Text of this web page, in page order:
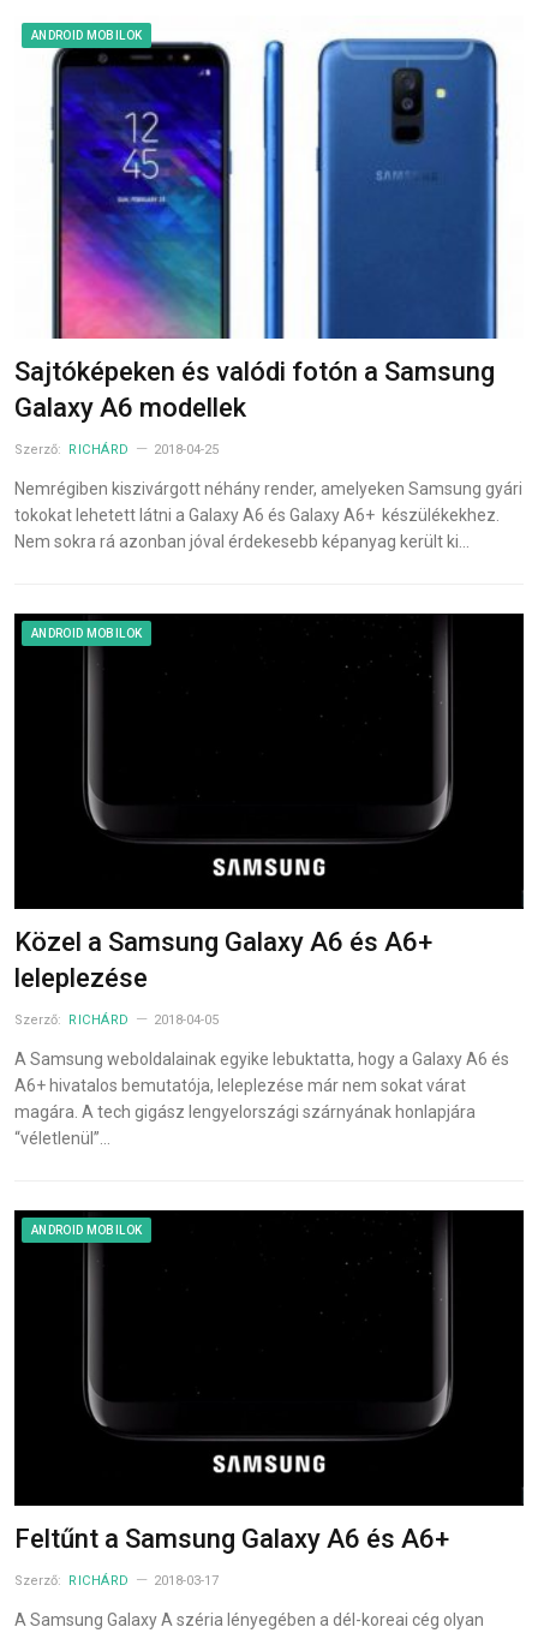
ANDROID MOBILOK
Sajtóképeken és valódi fotón a Samsung
Galaxy A6 modellek
Szerző: RICHÁRD 2018-04-25
Nemrégiben kiszivárgott néhány render, amelyeken Samsung gyári
tokokat lehetett látni a Galaxy A6 és Galaxy A6+ készülékekhez.
Nem sokra rá azonban jóval érdekesebb képanyag került ki…
ANDROID MOBILOK
Közel a Samsung Galaxy A6 és A6+
leleplezése
Szerző: RICHÁRD 2018-04-05
A Samsung weboldalainak egyike lebuktatta, hogy a Galaxy A6 és
A6+ hivatalos bemutatója, leleplezése már nem sokat várat
magára. A tech gigász lengyelországi szárnyának honlapjára
“véletlenül”…
ANDROID MOBILOK
Feltűnt a Samsung Galaxy A6 és A6+
Szerző: RICHÁRD 2018-03-17
A Samsung Galaxy A széria lényegében a dél-koreai cég olyan